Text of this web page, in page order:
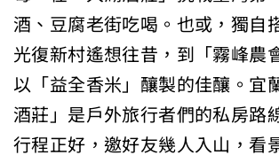
酒、豆腐老街吃喝。也或，獨自
光復新村遙想往昔，到「霧峰
以「益全香米」釀製的佳釀。宜
酒莊」是戶外旅行者們的私房